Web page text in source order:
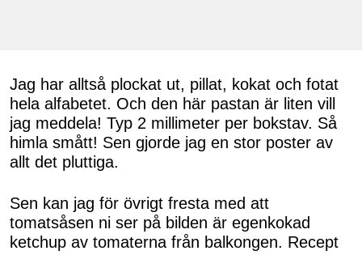
Jag har alltså plockat ut, pillat, kokat och fotat
hela alfabetet. Och den här pastan är liten vill
jag meddela! Typ 2 millimeter per bokstav. Så
himla smått! Sen gjorde jag en stor poster av
allt det pluttiga.
Sen kan jag för övrigt fresta med att
tomatsåsen ni ser på bilden är egenkokad
ketchup av tomaterna från balkongen. Recept